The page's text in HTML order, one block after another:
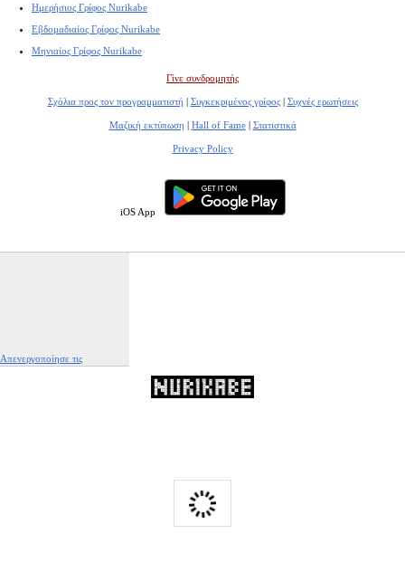
Ημερήσιος Γρίφος Nurikabe
Εβδομαδιαίος Γρίφος Nurikabe
Μηνιαίος Γρίφος Nurikabe
Γίνε συνδρομητής
Σχόλια προς τον προγραμματιστή | Συγκεκριμένος γρίφος| Συχνές ερωτήσεις
Μαζική εκτύπωση | Hall of Fame| Στατιστικά
Privacy Policy
iOS App
Απενεργοποίησε τις